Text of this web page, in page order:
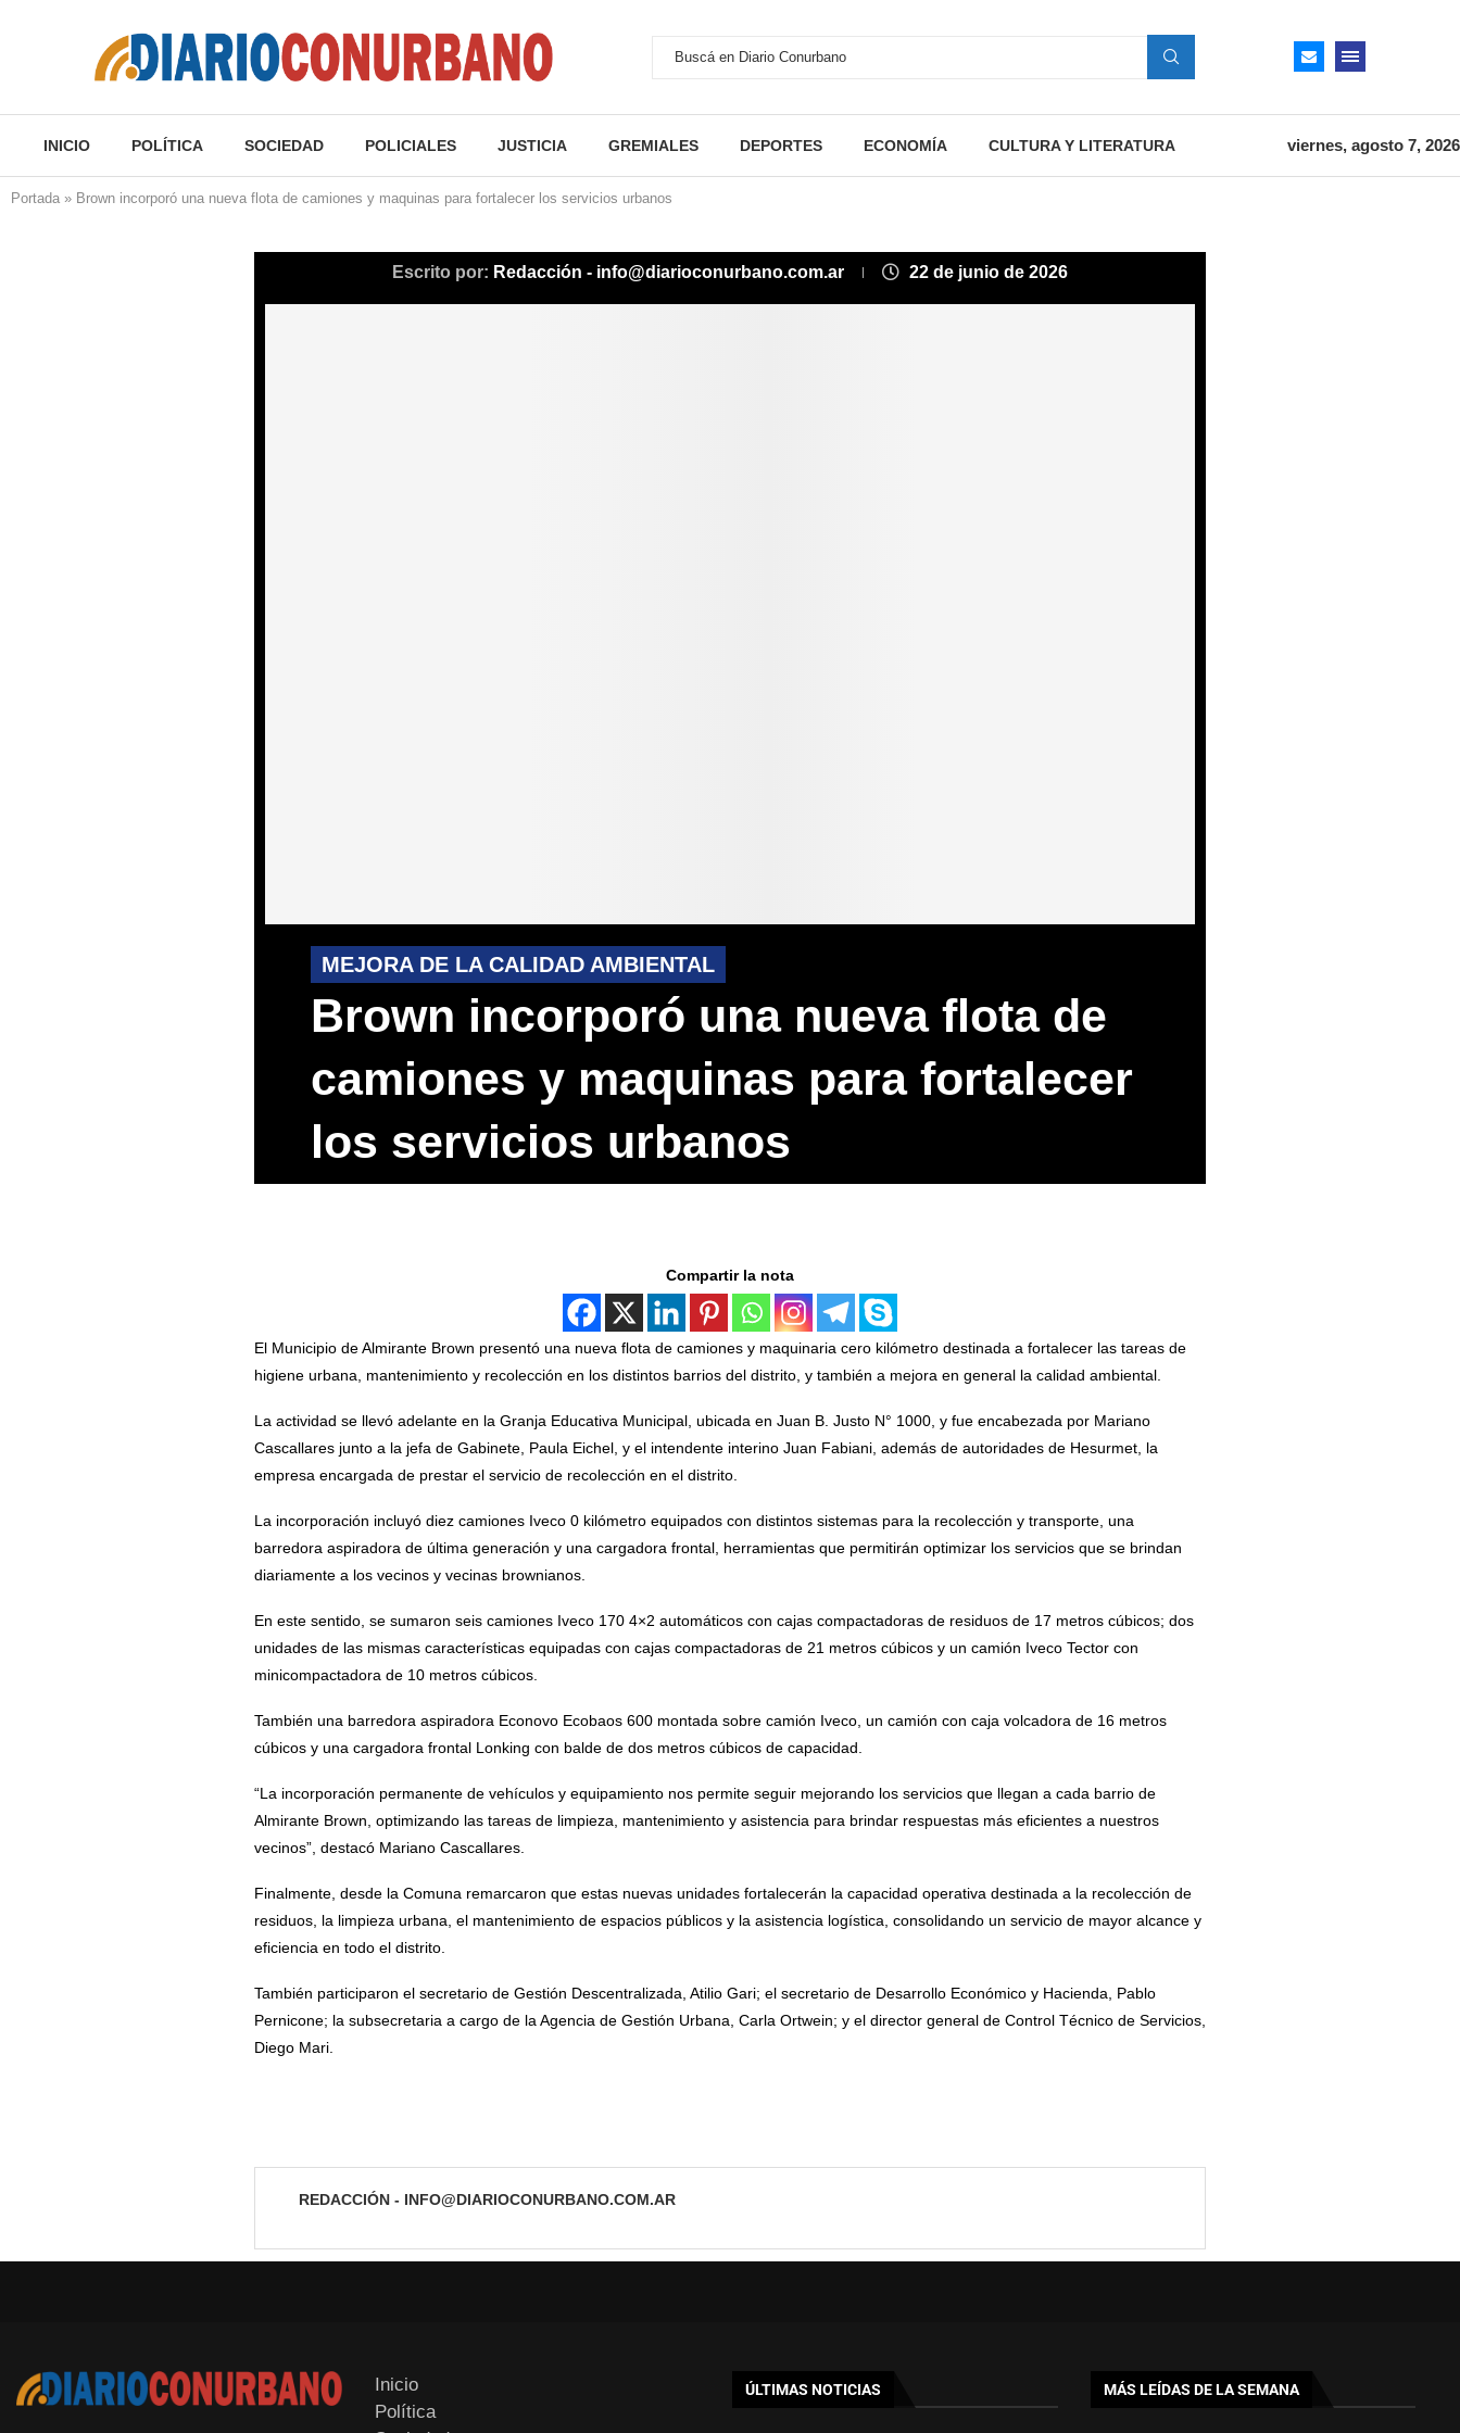
INICIO POLÍTICA SOCIEDAD POLICIALES JUSTICIA GREMIALES DEPORTES ECONOMÍA CULTURA Y LITERATURA viernes, agosto 7, 2026
Portada » Brown incorporó una nueva flota de camiones y maquinas para fortalecer los servicios urbanos
Escrito por: Redacción - info@diarioconurbano.com.ar 22 de junio de 2026
MEJORA DE LA CALIDAD AMBIENTAL
Brown incorporó una nueva flota de
camiones y maquinas para fortalecer
los servicios urbanos
Compartir la nota
El Municipio de Almirante Brown presentó una nueva flota de camiones y maquinaria cero kilómetro destinada a fortalecer las tareas de
higiene urbana, mantenimiento y recolección en los distintos barrios del distrito, y también a mejora en general la calidad ambiental.
La actividad se llevó adelante en la Granja Educativa Municipal, ubicada en Juan B. Justo N° 1000, y fue encabezada por Mariano
Cascallares junto a la jefa de Gabinete, Paula Eichel, y el intendente interino Juan Fabiani, además de autoridades de Hesurmet, la
empresa encargada de prestar el servicio de recolección en el distrito.
La incorporación incluyó diez camiones Iveco 0 kilómetro equipados con distintos sistemas para la recolección y transporte, una
barredora aspiradora de última generación y una cargadora frontal, herramientas que permitirán optimizar los servicios que se brindan
diariamente a los vecinos y vecinas brownianos.
En este sentido, se sumaron seis camiones Iveco 170 4×2 automáticos con cajas compactadoras de residuos de 17 metros cúbicos; dos
unidades de las mismas características equipadas con cajas compactadoras de 21 metros cúbicos y un camión Iveco Tector con
minicompactadora de 10 metros cúbicos.
También una barredora aspiradora Econovo Ecobaos 600 montada sobre camión Iveco, un camión con caja volcadora de 16 metros
cúbicos y una cargadora frontal Lonking con balde de dos metros cúbicos de capacidad.
“La incorporación permanente de vehículos y equipamiento nos permite seguir mejorando los servicios que llegan a cada barrio de
Almirante Brown, optimizando las tareas de limpieza, mantenimiento y asistencia para brindar respuestas más eficientes a nuestros
vecinos”, destacó Mariano Cascallares.
Finalmente, desde la Comuna remarcaron que estas nuevas unidades fortalecerán la capacidad operativa destinada a la recolección de
residuos, la limpieza urbana, el mantenimiento de espacios públicos y la asistencia logística, consolidando un servicio de mayor alcance y
eficiencia en todo el distrito.
También participaron el secretario de Gestión Descentralizada, Atilio Gari; el secretario de Desarrollo Económico y Hacienda, Pablo
Pernicone; la subsecretaria a cargo de la Agencia de Gestión Urbana, Carla Ortwein; y el director general de Control Técnico de Servicios,
Diego Mari.
REDACCIÓN - INFO@DIARIOCONURBANO.COM.AR
Inicio
Política
ÚLTIMAS NOTICIAS MÁS LEÍDAS DE LA SEMANA